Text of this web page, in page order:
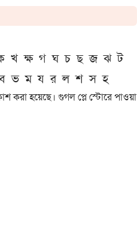
খ ক্ষ গ ঘ চ ছ জ ঝ ট
ভ ম য র ল শ স হ
করা হয়েছে। গুগল প্লে স্টোরে পাওয়া